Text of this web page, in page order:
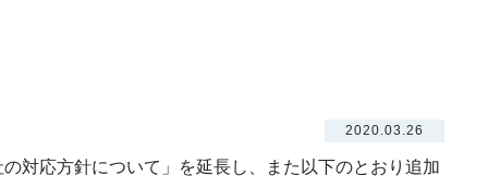
2020.03.26
対応方針について」を延長し、また以下のとおり追加